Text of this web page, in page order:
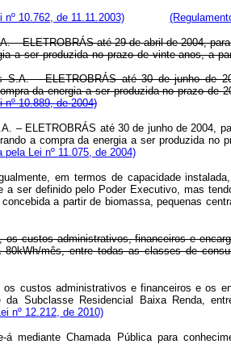
10.762, de 11.11.2003)
– ELETROBRÁS até 29 de abril de 2004,
a ser produzida no prazo de vinte anos, a
S.A. – ELETROBRÁS até 30 de junho
da energia a ser produzida no prazo
nº 10.889, de 2004)
– ELETROBRÁS até 30 de junho de 2004,
a compra da energia a ser produzida
pela Lei nº 11.075, de 2004)
em termos de capacidade
ser definido pelo Poder Executivo, mas
concebida a partir de biomassa,
custos administrativos, financeiros e
mês, entre todas as classes de
custos administrativos e financeiros e os
Subclasse Residencial Baixa Renda,
nº 12.212, de 2010)
Chamada Pública para